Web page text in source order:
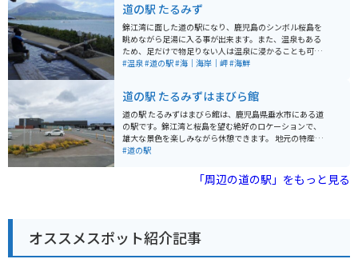
しむことができます。また、錦江湾や桜島を一望できる
展望台もあり、絶景を眺めながら休憩することができま
す。 バイクで訪れる際は、道の駅から少し足を延ばし
て、桜島を一周する「桜島一周道路」を走ってみるのも
おすすめです。変化に富んだ景色を楽しみながら、爽快
ポイント】 * 桜島を間近に見ることができる * 地元の食
材を使ったグルメが楽しめる * 錦江湾を一望できる展望
台がある * バイクで桜島一周道路を走ることができる
道の駅 たるみず
錦江湾に面した道の駅になり、鹿児島のシンボル桜島を
眺めながら足湯に入る事が出来ます。また、温泉もある
ため、足だけで物足りない人は温泉に浸かることも可能
です。垂水市はカンパチの養殖日本一の為、レストラン
#温泉#道の駅#海｜海岸｜岬#海鮮
道の駅 たるみずはまびら館
道の駅 たるみずはまびら館は、鹿児島県垂水市にある道
の駅です。錦江湾と桜島を望む絶好のロケーションで、
雄大な景色を楽しみながら休憩できます。 地元の特産品
を販売する物産館や、新鮮な魚介類が味わえるレストラ
て最適です。特に、鹿児島県産の黒豚を使った「黒豚と
んかつ」や、地元で水揚げされた新鮮な魚介類を使った
トや、風光明媚な海岸線沿いを走るシーサイドロードな
ど、ツーリングに最適なルートが豊富にあります。道の
駅で休憩しながら、鹿児島の雄大な自然を満喫してみて
#道の駅
「周辺の道の駅」をもっと見る
オススメスポット紹介記事